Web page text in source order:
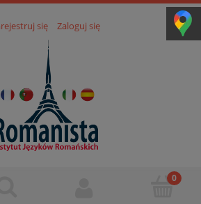
się Zaloguj się